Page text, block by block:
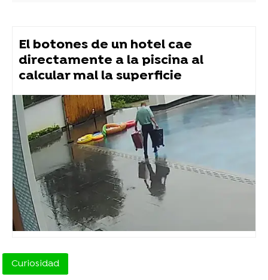
El botones de un hotel cae
directamente a la piscina al
calcular mal la superficie
Curiosidad